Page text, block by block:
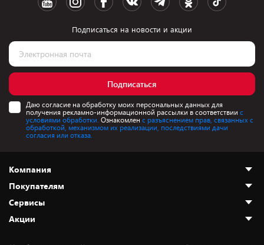
Подписаться на новости и акции
Подписаться
Даю согласие на обработку моих персональных данных для
получения рекламно-информационной рассылки в соответствии с
условиями обработки. Ознакомлен с разъяснением прав, связанных с
обработкой, механизмом их реализации, последствиями дачи
согласия или отказа.
Компания
О нас
Адреса магазинов
Новости
Статьи и обзоры
Покупателям
Как сделать заказ
Оплата и доставка
Безналичный расчёт
Сервисы
Акции